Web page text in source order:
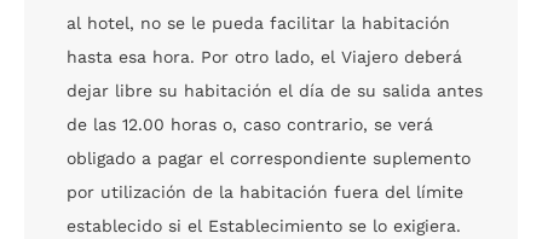
al hotel, no se le pueda facilitar la habitación
hasta esa hora. Por otro lado, el Viajero deberá
dejar libre su habitación el día de su salida antes
de las 12.00 horas o, caso contrario, se verá
obligado a pagar el correspondiente suplemento
por utilización de la habitación fuera del límite
establecido si el Establecimiento se lo exigiera.